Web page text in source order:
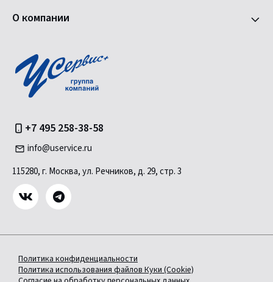
О компании
+7 495 258-38-58
info@uservice.ru
115280, г. Москва, ул. Речников, д. 29, стр. 3
Политика конфиденциальности
Политика использования файлов Куки (Cookie)